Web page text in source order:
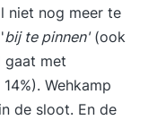
naar
voor
• Kleine
niet nog meer te
bij te pinnen'(ook
gaat met
Wehkamp
de sloot. En de